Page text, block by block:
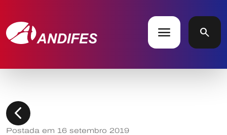
menu search
chevron_left
Postada em 16 setembro 2019